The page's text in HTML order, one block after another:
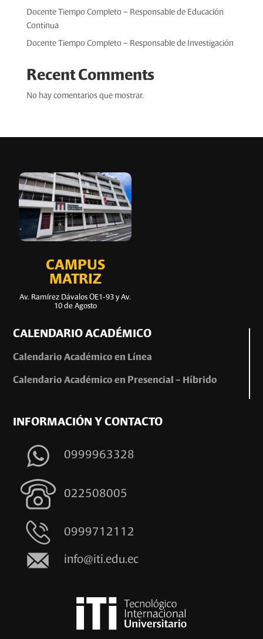
Docente Tiempo Completo – Responsable de Educación
Continua
Docente Tiempo Completo – Responsable de Investigación
Recent Comments
No hay comentarios que mostrar.
CAMPUS
MATRIZ
Av. Ramírez Dávalos OE1-93 y Av.
10 de Agosto
CALENDARIO ACADÉMICO
Calendario Académico en Línea
Calendario Académico en Presencial – Híbrido
INFORMACIÓN Y CONTACTO
0999963328
022508005
0999712112
info@iti.edu.ec